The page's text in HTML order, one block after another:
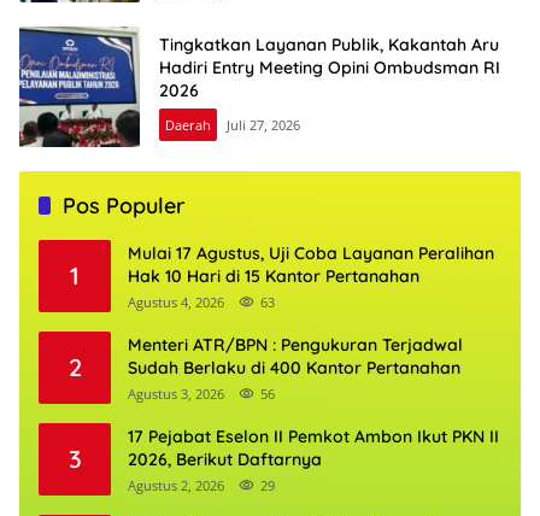
Tingkatkan Layanan Publik, Kakantah Aru
Hadiri Entry Meeting Opini Ombudsman RI
2026
Daerah Juli 27, 2026
Pos Populer
1
Mulai 17 Agustus, Uji Coba Layanan Peralihan
Hak 10 Hari di 15 Kantor Pertanahan
Agustus 4, 2026 63
2
Menteri ATR/BPN : Pengukuran Terjadwal
Sudah Berlaku di 400 Kantor Pertanahan
Agustus 3, 2026 56
3
17 Pejabat Eselon II Pemkot Ambon Ikut PKN II
2026, Berikut Daftarnya
Agustus 2, 2026 29